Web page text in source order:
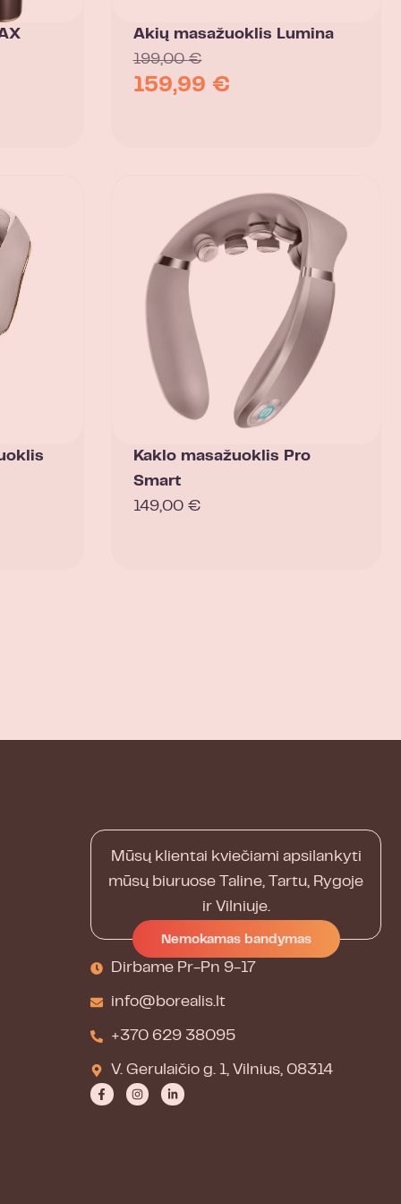
Akių masažuoklis Lumina
199,00€
159,99 €
Kaklo masažuoklis Pro
Smart
149,00 €
Mūsų klientai kviečiami apsilankyti
mūsų biuruose Taline, Tartu, Rygoje
ir Vilniuje.
Nemokamas bandymas
Dirbame Pr-Pn 9-17
info@borealis.lt
+370 629 38095
V. Gerulaičio g. 1, Vilnius, 08314